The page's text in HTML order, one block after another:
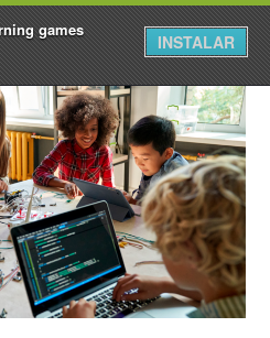
games
INSTALAR